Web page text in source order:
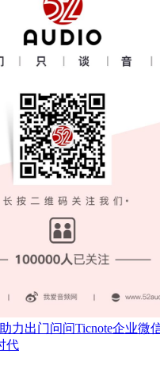
力出门问问Ticnote企业微
代